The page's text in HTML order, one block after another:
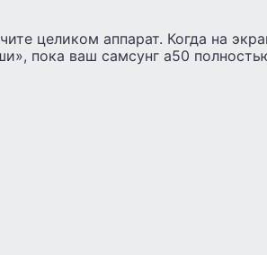
целиком аппарат. Когда на
пока ваш самсунг а50